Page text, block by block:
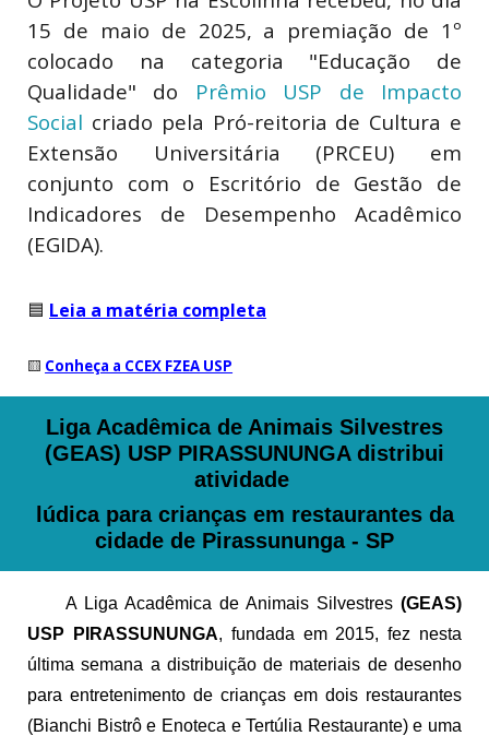
15 de maio de 2025, a premiação de 1º
colocado na categoria "Educação de
Qualidade" do Prêmio USP de Impacto
Social criado pela Pró-reitoria de Cultura e
Extensão Universitária (PRCEU) em
conjunto com o Escritório de Gestão de
Indicadores de Desempenho Acadêmico
(EGIDA).
🟦 Leia a matéria completa
🟨 Conheça a CCEX FZEA USP
Liga Acadêmica de Animais Silvestres
(GEAS) USP PIRASSUNUNGA distribui
atividade
lúdica para crianças em restaurantes da
cidade de Pirassununga - SP
A Liga Acadêmica de Animais Silvestres(GEAS)
USP PIRASSUNUNGA, fundada em 2015, fez nesta
última semana a distribuição de materiais de desenho
para entretenimento de crianças em dois restaurantes
(Bianchi Bistrô e Enoteca e Tertúlia Restaurante) e uma